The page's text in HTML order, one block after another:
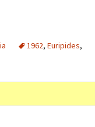
1962, Euripides,